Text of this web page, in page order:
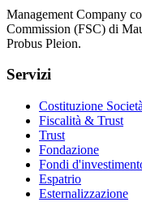
Management Company
Commission (FSC) di
Probus Pleion.
Servizi
Costituzione Società
Fiscalità & Trust
Trust
Fondazione
Fondi
Espatrio
Esternalizzazione